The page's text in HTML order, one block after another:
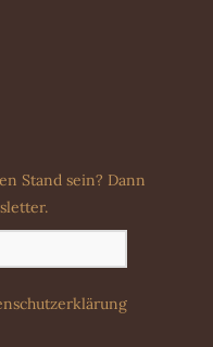
Stand sein? Dann